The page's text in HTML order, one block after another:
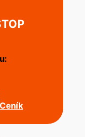
Ceník